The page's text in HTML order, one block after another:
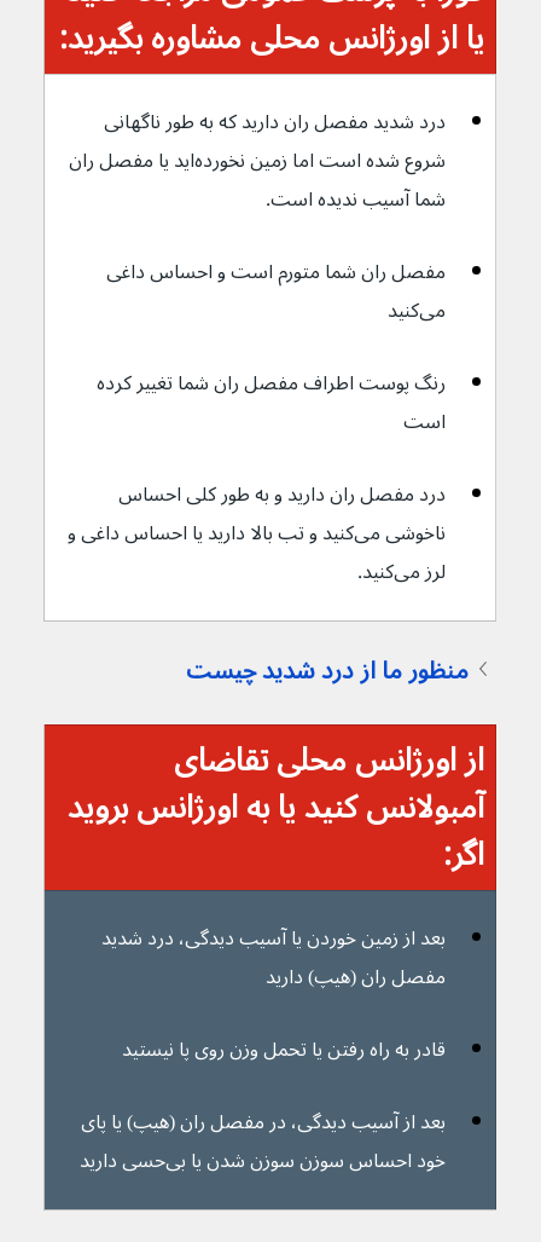
یا از اورژانس محلی مشاوره بگیرید:
درد شدید مفصل ران دارید که به طور ناگهانی
شروع شده است اما زمین نخورده‌اید یا مفصل ران
شما آسیب ندیده است.
مفصل ران شما متورم است و احساس داغی
می‌کنید
رنگ پوست اطراف مفصل ران شما تغییر کرده
است
درد مفصل ران دارید و به طور کلی احساس
ناخوشی می‌کنید و تب بالا دارید یا احساس داغی و
لرز می‌کنید.
منظور ما از درد شدید چیست
از اورژانس محلی تقاضای
آمبولانس کنید یا به اورژانس بروید
اگر:
بعد از زمین خوردن یا آسیب دیدگی، درد شدید
مفصل ران (هیپ) دارید
قادر به راه رفتن یا تحمل وزن روی پا نیستید
بعد از آسیب دیدگی، در مفصل ران (هیپ) یا پای
خود احساس سوزن سوزن شدن یا بی‌حسی دارید